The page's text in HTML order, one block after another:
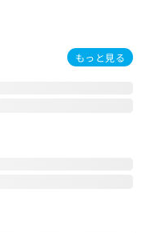
もっと見る